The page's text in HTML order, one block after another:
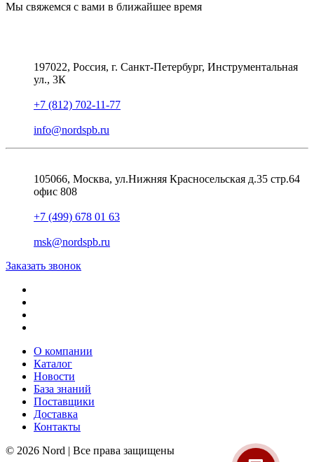
Мы свяжемся с вами в ближайшее время
197022, Россия, г. Санкт-Петербург, Инструментальная
ул., 3К
+7 (812) 702-11-77
info@nordspb.ru
105066, Москва, ул.Нижняя Красносельская д.35 стр.64
офис 808
+7 (499) 678 01 63
msk@nordspb.ru
Заказать звонок
О компании
Каталог
Новости
База знаний
Поставщики
Доставка
Контакты
© 2026 Nord | Все права защищены